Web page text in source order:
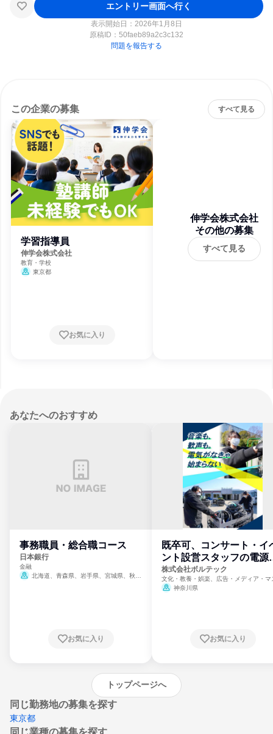
エントリー画面へ行く
表示開始日：2026年1月8日
原稿ID： 50faeb89a2c3c132
問題を報告する
この企業の募集 すべて見る
学習指導員
伸学会株式会社
教育・学校
東京都
お気に入り
伸学会株式会社
その他の募集
すべて見る
あなたへのおすすめ
事務職員・総合職コース
日本銀行
金融
北海道、青森県、岩手県、宮城県、秋田
崎県、熊本県、大分県、宮崎県、鹿児島県、
お気に入り
既卒可、コンサート・イ
ント設営スタッフの電源
門
株式会社ボルテック
文化・教養・娯楽、広告・メディア・マ
ミ、電力・ガス・水道・エネルギー
神奈川県
お気に入り
トップページへ
同じ勤務地の募集を探す
東京都
同じ業種の募集を探す